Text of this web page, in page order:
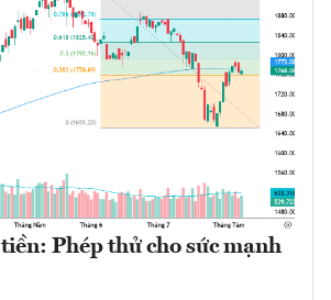
Phép thử cho sức mạnh